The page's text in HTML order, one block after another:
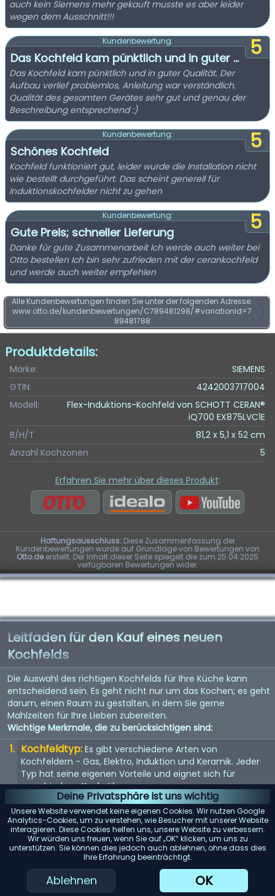
Deine Privatsphäre ist uns wichtig
Unsere Website verwendet keine eigenen Cookies. Wir nutzen Google
Analytics-Cookies, um zu verstehen, wie Besucher mit unserer Website
interagieren. Diese Cookies helfen uns, unsere Website zu verbessern.
Wir würden uns freuen, wenn Sie auf „OK“ klicken, um uns zu
unterstützen. Sie können dies jedoch auch ablehnen, ohne dass dies
Ihre Erfahrung beeinträchtigt.
Ablehnen OK
auch kein Siemens mehr gekauft musste es aber leider
wegen dem Ausschnitt!!!
5
Kundenbewertung:
Das Kochfeld kam pünktlich und in guter ...
Das Kochfeld kam pünktlich und in guter Qualität. Der
Aufbau verlief problemlos, Anleitung war verständlich.
Qualität des gesamten Gerätes sehr gut und genau der
Beschreibung entsprechend :)
5
Kundenbewertung:
Schönes Kochfeld
Kochfeld funktioniert gut, leider wurde die Installation nicht
wie bestellt durchgeführt. Das scheint generell für
Induktionskochfelder nicht zu gehen
5
Kundenbewertung:
Gute Preis; schneller Lieferung
Danke für gute Zusammenarbeit Ich werde auch weiter bei
Otto bestellen Ich bin sehr zufrieden mit der cerankochfeld
und werde auch weiter empfehlen
Alle Kundenbewertungen finden Sie unter der folgenden Adresse:
www.otto.de/kundenbewertungen/C789481298/#variationId=7
89481788
Produktdetails:
Marke:
SIEMENS
GTIN:
4242003717004
Modell:
Flex-Induktions-Kochfeld von SCHOTT CERAN®
iQ700 EX875LVC1E
B/H/T
81,2 x 5,1 x 52 cm
Anzahl Kochzonen
5
Erfahren Sie mehr über dieses Produkt:
Haftungsausschluss:Diese Zusammenfassung der
Kundenbewertungen wurde auf Grundlage von Bewertungen von
Otto.deerstellt. Der Inhalt dieser Seite spiegelt die zum 25.04.2025
verfügbaren Bewertungen wider.
Leitfaden für den Kauf eines neuen
Kochfelds
Die Auswahl des richtigen Kochfelds für Ihre Küche kann
entscheidend sein. Es geht nicht nur um das Kochen; es geht
darum, einen Raum zu gestalten, in dem Sie gerne
Mahlzeiten für Ihre Lieben zubereiten.
Wichtige Merkmale, die zu berücksichtigen sind:
Kochfeldtyp: Es gibt verschiedene Arten von
Kochfeldern - Gas, Elektro, Induktion und Keramik. Jeder
Typ hat seine eigenen Vorteile und eignet sich für
verschiedene Kochstile.
Größe und Anzahl der Brenner: Wählen Sie ein
Kochfeld mit der richtigen Anzahl und Größe der Brenner,
abhängig von Ihren Kochbedürfnissen und dem
verfügbaren Platz in Ihrer Küche.
Sicherheitsfunktionen: Achten Sie auf Kochfelder mit
Sicherheitsfunktionen wie Kindersicherung, automatischer
Abschaltung und Restwärmeanzeige.